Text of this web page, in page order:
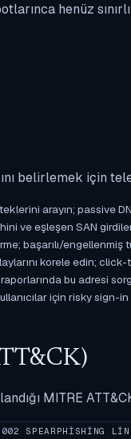
henüz
belirlemek için
arayın; passive
ve eşleşen SAN
başarılı/engellenmiş
korele edin;
bu adresi
için risky sign-in
MITRE
SPEARPHISHING